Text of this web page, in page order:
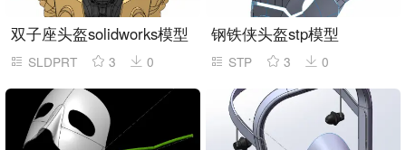
双子座头盔solidworks模型
SLDPRT 3 0
钢铁侠头盔stp模型
STP 3 0